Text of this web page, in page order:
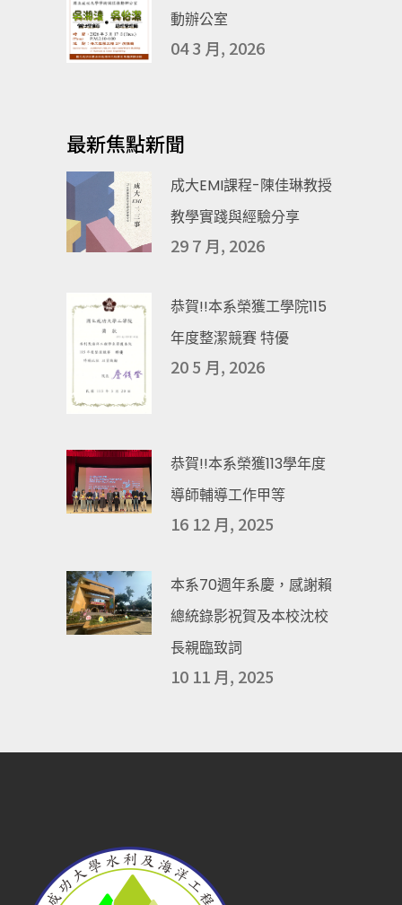
動辦公室
04 3 月, 2026
最新焦點新聞
成大EMI課程-陳佳琳教授
教學實踐與經驗分享
29 7 月, 2026
恭賀!!本系榮獲工學院115
年度整潔競賽 特優
20 5 月, 2026
恭賀!!本系榮獲113學年度
導師輔導工作甲等
16 12 月, 2025
本系70週年系慶，感謝賴
總統錄影祝賀及本校沈校
長親臨致詞
10 11 月, 2025